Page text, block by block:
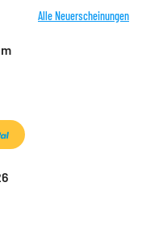
Alle Neuerscheinungen